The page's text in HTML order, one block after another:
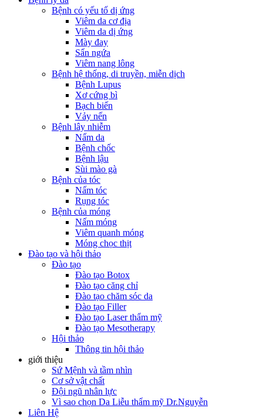
Bệnh có yếu tố dị ứng
Viêm da cơ địa
Viêm da dị ứng
Mày đay
Sẩn ngứa
Viêm nang lông
Bệnh hệ thống, di truyền, miễn dịch
Bệnh Lupus
Xơ cứng bì
Bạch biến
Vảy nến
Bệnh lây nhiễm
Nấm da
Bệnh chốc
Bệnh lậu
Sùi mào gà
Bệnh của tóc
Nấm tóc
Rụng tóc
Bệnh của móng
Nấm móng
Viêm quanh móng
Móng chọc thịt
Đào tạo và hội thảo
Đào tạo
Đào tạo Botox
Đào tạo căng chỉ
Đào tạo chăm sóc da
Đào tạo Filler
Đào tạo Laser thẩm mỹ
Đào tạo Mesotherapy
Hội thảo
Thông tin hội thảo
giới thiệu
Sứ Mệnh và tầm nhìn
Cơ sở vật chất
Đội ngũ nhân lực
Vì sao chọn Da Liễu thẩm mỹ Dr.Nguyễn
Liên Hệ